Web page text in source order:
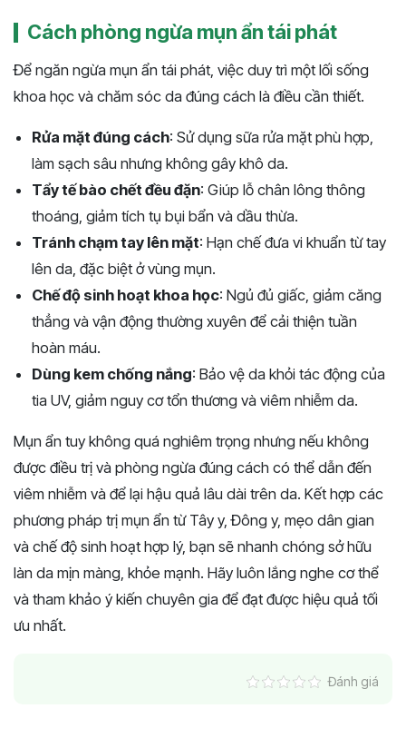
Cách phòng ngừa mụn ẩn tái phát
Để ngăn ngừa mụn ẩn tái phát, việc duy trì một lối sống
khoa học và chăm sóc da đúng cách là điều cần thiết.
Rửa mặt đúng cách: Sử dụng sữa rửa mặt phù hợp,
làm sạch sâu nhưng không gây khô da.
Tẩy tế bào chết đều đặn: Giúp lỗ chân lông thông
thoáng, giảm tích tụ bụi bẩn và dầu thừa.
Tránh chạm tay lên mặt: Hạn chế đưa vi khuẩn từ tay
lên da, đặc biệt ở vùng mụn.
Chế độ sinh hoạt khoa học: Ngủ đủ giấc, giảm căng
thẳng và vận động thường xuyên để cải thiện tuần
hoàn máu.
Dùng kem chống nắng: Bảo vệ da khỏi tác động của
tia UV, giảm nguy cơ tổn thương và viêm nhiễm da.
Mụn ẩn tuy không quá nghiêm trọng nhưng nếu không
được điều trị và phòng ngừa đúng cách có thể dẫn đến
viêm nhiễm và để lại hậu quả lâu dài trên da. Kết hợp các
phương pháp trị mụn ẩn từ Tây y, Đông y, mẹo dân gian
và chế độ sinh hoạt hợp lý, bạn sẽ nhanh chóng sở hữu
làn da mịn màng, khỏe mạnh. Hãy luôn lắng nghe cơ thể
và tham khảo ý kiến chuyên gia để đạt được hiệu quả tối
ưu nhất.
Đánh giá